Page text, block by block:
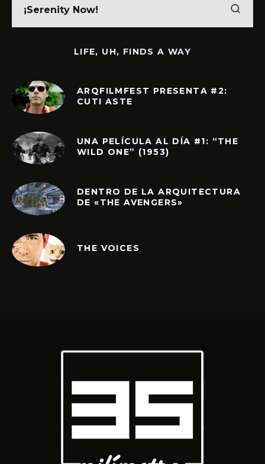
LIFE, UH, FINDS A WAY
ARQFILMFEST PRESENTA #2:
CUTI ASTE
UNA PELÍCULA AL DÍA #1: “THE
WILD ONE” (1953)
DENTRO DE LA ARQUITECTURA
DE «THE AVENGERS»
THE VOICES